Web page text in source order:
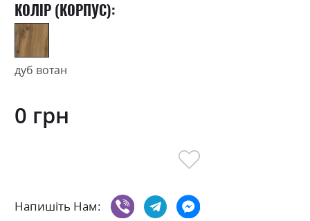
КОЛІР (КОРПУС):
дуб вотан
0 грн
Напишіть Нам: